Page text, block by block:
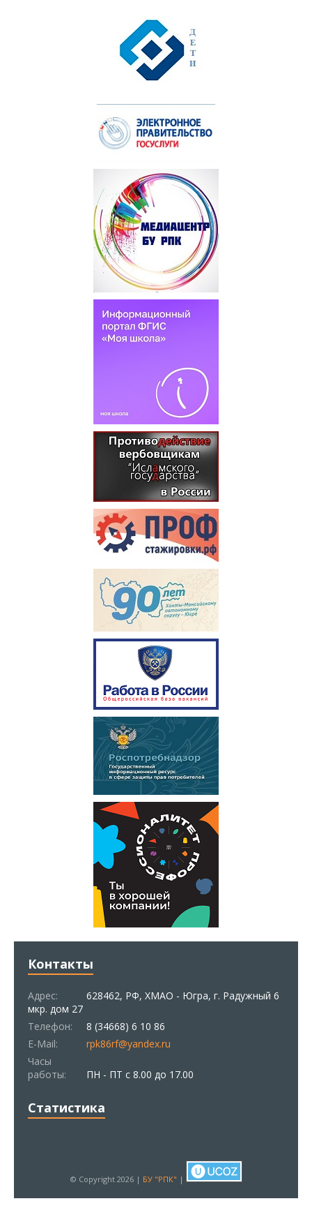
Контакты
Адрес:
628462, РФ, ХМАО - Югра, г. Радужный 6
мкр. дом 27
Телефон:
8 (34668) 6 10 86
E-Mail:
rpk86rf@yandex.ru
Часы
работы:
ПН - ПТ с 8.00 до 17.00
Статистика
© Copyright 2026 | БУ "РПК" |